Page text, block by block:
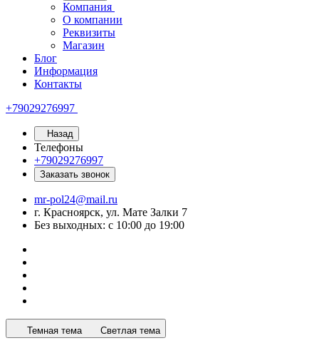
Компания
О компании
Реквизиты
Магазин
Блог
Информация
Контакты
+79029276997
Назад
Телефоны
+79029276997
Заказать звонок
mr-pol24@mail.ru
г. Красноярск, ул. Мате Залки 7
Без выходных: с 10:00 до 19:00
Темная тема Светлая тема